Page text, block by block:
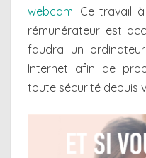
webcam. Ce travail
rémunérateur est
faudra un
Internet afin de
toute sécurité depuis